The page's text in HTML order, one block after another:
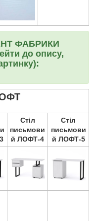
ФАБРИКИ
до опису,
Стіл
письмови
й ЛОФТ-4
Стіл
письмови
й ЛОФТ-5